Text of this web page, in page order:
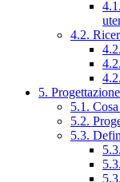
4.2.
5.
5.1.
5.2.
5.3.